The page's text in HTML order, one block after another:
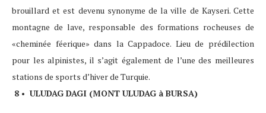
brouillard et est devenu synonyme de la ville de Kayseri. Cette
montagne de lave, responsable des formations rocheuses de
«cheminée féerique» dans la Cappadoce. Lieu de prédilection
pour les alpinistes, il s’agit également de l’une des meilleures
stations de sports d’hiver de Turquie.
8 • ULUDAG DAGI (MONT ULUDAG à BURSA)